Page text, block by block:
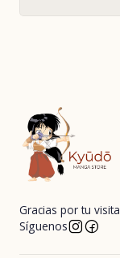
Gracias por tu visita
Síguenos